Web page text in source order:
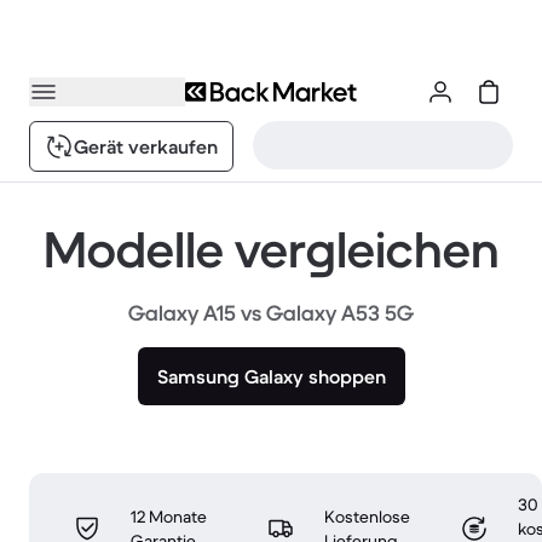
Gerät verkaufen
Modelle vergleichen
Galaxy A15 vs Galaxy A53 5G
Samsung Galaxy shoppen
12 Monate
Kostenlose
30